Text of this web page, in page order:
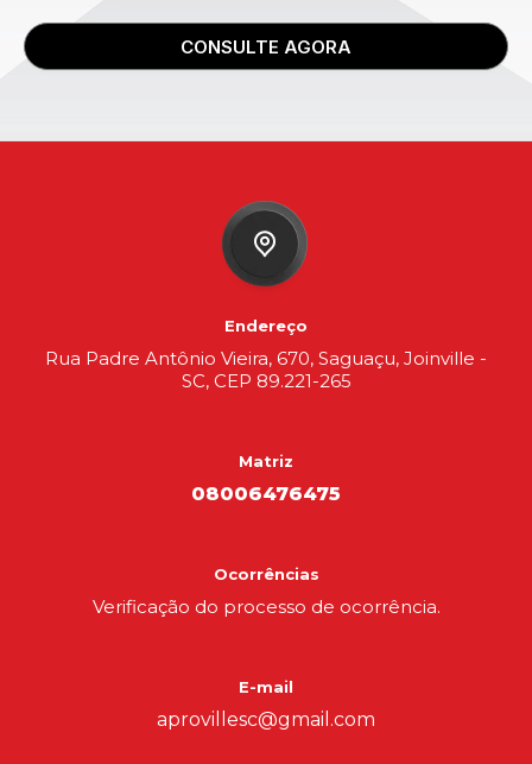
CONSULTE AGORA
Endereço
Rua Padre Antônio Vieira, 670, Saguaçu, Joinville -
SC, CEP 89.221-265
Matriz
08006476475
Ocorrências
Verificação do processo de ocorrência.
E-mail
aprovillesc@gmail.com